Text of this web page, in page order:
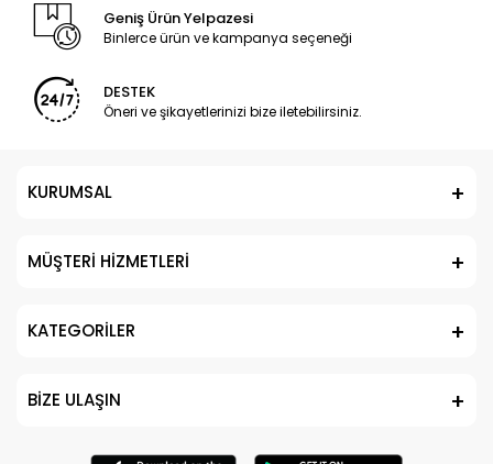
Geniş Ürün Yelpazesi
Binlerce ürün ve kampanya seçeneği
DESTEK
Öneri ve şikayetlerinizi bize iletebilirsiniz.
KURUMSAL
MÜŞTERİ HİZMETLERİ
KATEGORİLER
BİZE ULAŞIN